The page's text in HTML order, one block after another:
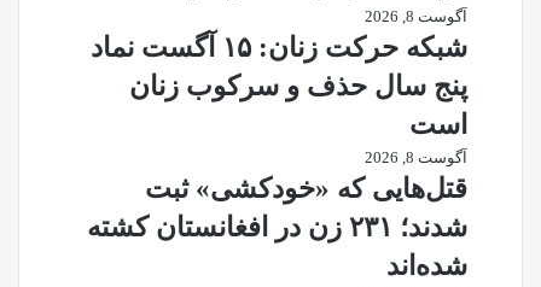
آگوست 8, 2026
شبکه حرکت زنان: ۱۵ آگست نماد
پنج سال حذف و سرکوب زنان
است
آگوست 8, 2026
قتل‌هایی که «خودکشی» ثبت
شدند؛ ۲۳۱ زن در افغانستان کشته
شده‌اند